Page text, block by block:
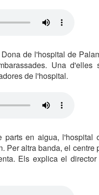
de l'hospital de
Una
de l'hospital.
parts en aigua,
Per altra banda, el
Els explica el